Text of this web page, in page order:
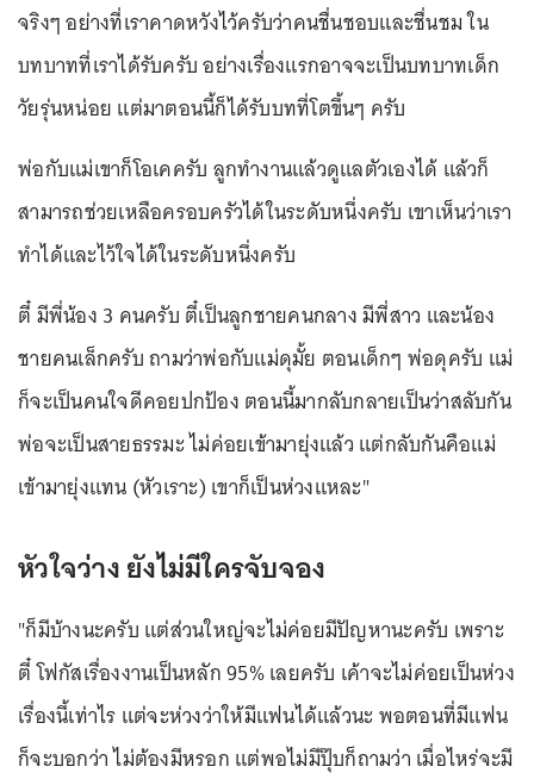
จริงๆ อย่างที่เราคาดหวังไว้ครับว่าคนชื่นชอบและชื่นชม ใน
บทบาทที่เราได้รับครับ อย่างเรื่องแรกอาจจะเป็นบทบาทเด็ก
วัยรุ่นหน่อย แต่มาตอนนี้ก็ได้รับบทที่โตขึ้นๆ ครับ
พ่อกับแม่เขาก็โอเคครับ ลูกทำงานแล้วดูแลตัวเองได้ แล้วก็
สามารถช่วยเหลือครอบครัวได้ในระดับหนึ่งครับ เขาเห็นว่าเรา
ทำได้และไว้ใจได้ในระดับหนึ่งครับ
ตี๋ มีพี่น้อง 3 คนครับ ตี๋เป็นลูกชายคนกลาง มีพี่สาว และน้อง
ชายคนเล็กครับ ถามว่าพ่อกับแม่ดุมั้ย ตอนเด็กๆ พ่อดุครับ แม่
ก็จะเป็นคนใจดีคอยปกป้อง ตอนนี้มากลับกลายเป็นว่าสลับกัน
พ่อจะเป็นสายธรรมะ ไม่ค่อยเข้ามายุ่งแล้ว แต่กลับกันคือแม่
เข้ามายุ่งแทน (หัวเราะ) เขาก็เป็นห่วงแหละ"
หัวใจว่าง ยังไม่มีใครจับจอง
"ก็มีบ้างนะครับ แต่ส่วนใหญ่จะไม่ค่อยมีปัญหานะครับ เพราะ
ตี๋ โฟกัสเรื่องงานเป็นหลัก 95% เลยครับ เค้าจะไม่ค่อยเป็นห่วง
เรื่องนี้เท่าไร แต่จะห่วงว่าให้มีแฟนได้แล้วนะ พอตอนที่มีแฟน
ก็จะบอกว่า ไม่ต้องมีหรอก แต่พอไม่มีปุ๊บก็ถามว่า เมื่อไหร่จะมี